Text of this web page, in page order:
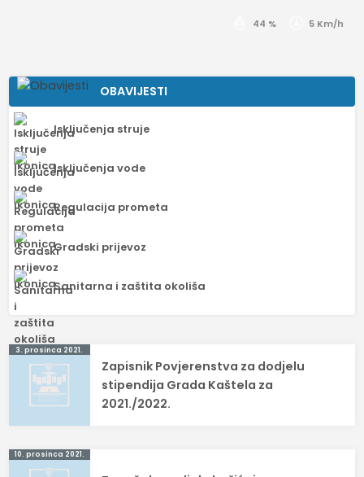
44 % 5 Km/h
OBAVIJESTI
Isključenja struje
Isključenja vode
Regulacija prometa
Gradski prijevoz
Sanitarna i zaštita okoliša
Navigacija
objava
3. prosinca 2021.
Zapisnik Povjerenstva za dodjelu
stipendija Grada Kaštela za
2021./2022.
10. prosinca 2021.